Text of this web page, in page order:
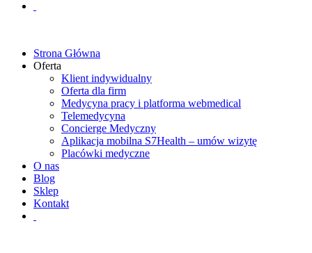
Strona Główna
Oferta
Klient indywidualny
Oferta dla firm
Medycyna pracy i platforma webmedical
Telemedycyna
Concierge Medyczny
Aplikacja mobilna S7Health – umów wizytę
Placówki medyczne
O nas
Blog
Sklep
Kontakt